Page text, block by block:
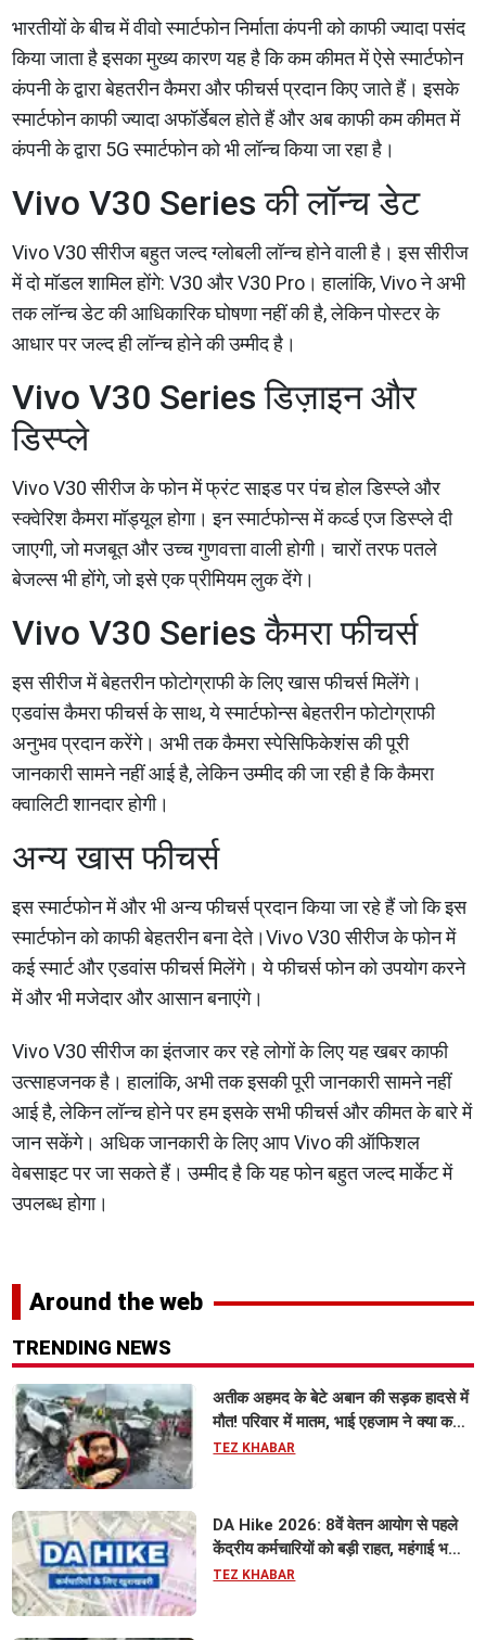
भारतीयों के बीच में वीवो स्मार्टफोन निर्माता कंपनी को काफी ज्यादा पसंद
किया जाता है इसका मुख्य कारण यह है कि कम कीमत में ऐसे स्मार्टफोन
कंपनी के द्वारा बेहतरीन कैमरा और फीचर्स प्रदान किए जाते हैं। इसके
स्मार्टफोन काफी ज्यादा अफॉर्डेबल होते हैं और अब काफी कम कीमत में
कंपनी के द्वारा 5G स्मार्टफोन को भी लॉन्च किया जा रहा है।
Vivo V30 Series की लॉन्च डेट
Vivo V30 सीरीज बहुत जल्द ग्लोबली लॉन्च होने वाली है। इस सीरीज
में दो मॉडल शामिल होंगे: V30 और V30 Pro। हालांकि, Vivo ने अभी
तक लॉन्च डेट की आधिकारिक घोषणा नहीं की है, लेकिन पोस्टर के
आधार पर जल्द ही लॉन्च होने की उम्मीद है।
Vivo V30 Series डिज़ाइन और
डिस्प्ले
Vivo V30 सीरीज के फोन में फ्रंट साइड पर पंच होल डिस्प्ले और
स्क्वेरिश कैमरा मॉड्यूल होगा। इन स्मार्टफोन्स में कर्व्ड एज डिस्प्ले दी
जाएगी, जो मजबूत और उच्च गुणवत्ता वाली होगी। चारों तरफ पतले
बेजल्स भी होंगे, जो इसे एक प्रीमियम लुक देंगे।
Vivo V30 Series कैमरा फीचर्स
इस सीरीज में बेहतरीन फोटोग्राफी के लिए खास फीचर्स मिलेंगे।
एडवांस कैमरा फीचर्स के साथ, ये स्मार्टफोन्स बेहतरीन फोटोग्राफी
अनुभव प्रदान करेंगे। अभी तक कैमरा स्पेसिफिकेशंस की पूरी
जानकारी सामने नहीं आई है, लेकिन उम्मीद की जा रही है कि कैमरा
क्वालिटी शानदार होगी।
अन्य खास फीचर्स
इस स्मार्टफोन में और भी अन्य फीचर्स प्रदान किया जा रहे हैं जो कि इस
स्मार्टफोन को काफी बेहतरीन बना देते।Vivo V30 सीरीज के फोन में
कई स्मार्ट और एडवांस फीचर्स मिलेंगे। ये फीचर्स फोन को उपयोग करने
में और भी मजेदार और आसान बनाएंगे।
Vivo V30 सीरीज का इंतजार कर रहे लोगों के लिए यह खबर काफी
उत्साहजनक है। हालांकि, अभी तक इसकी पूरी जानकारी सामने नहीं
आई है, लेकिन लॉन्च होने पर हम इसके सभी फीचर्स और कीमत के बारे में
जान सकेंगे। अधिक जानकारी के लिए आप Vivo की ऑफिशल
वेबसाइट पर जा सकते हैं। उम्मीद है कि यह फोन बहुत जल्द मार्केट में
उपलब्ध होगा।
Around the web
TRENDING NEWS
अतीक अहमद के बेटे अबान की सड़क हादसे में
मौत! परिवार में मातम, भाई एहजाम ने क्या कहा?
जानिए पूरा मामला
TEZ KHABAR
DA Hike 2026: 8वें वेतन आयोग से पहले
केंद्रीय कर्मचारियों को बड़ी राहत, महंगाई भत्ता
63% होने की संभावना
TEZ KHABAR